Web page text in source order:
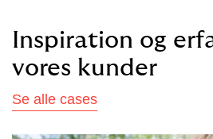
Inspiration og
vores kunder
Se alle cases